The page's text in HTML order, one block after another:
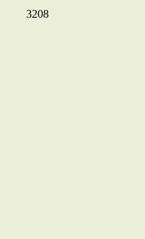
3208